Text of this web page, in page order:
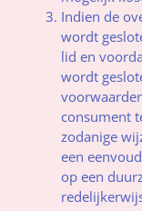
Indien de
wordt
lid en
wordt
consument
zodanige
een
op een